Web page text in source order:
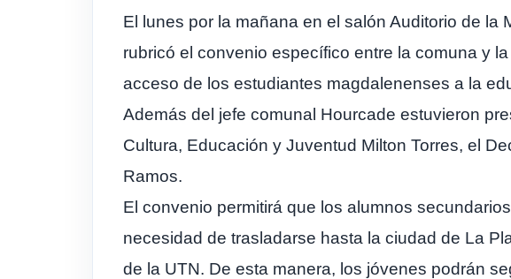
El lunes por la mañana en el salón Auditorio de
rubricó el convenio específico entre la comuna y
acceso de los estudiantes magdalenenses a la
Además del jefe comunal Hourcade estuvieron
Cultura, Educación y Juventud Milton Torres, el
Ramos.
El convenio permitirá que los alumnos
necesidad de trasladarse hasta la ciudad de La
de la UTN. De esta manera, los jóvenes podrán